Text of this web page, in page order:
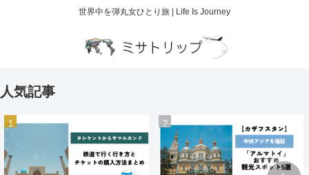
世界中を弾丸女ひとり旅 | Life Is Journey
人気記事